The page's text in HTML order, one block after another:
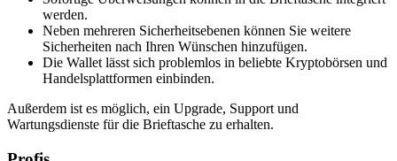
werden.
Neben mehreren Sicherheitsebenen können Sie weitere
Sicherheiten nach Ihren Wünschen hinzufügen.
Die Wallet lässt sich problemlos in beliebte Kryptobörsen und
Handelsplattformen einbinden.
Außerdem ist es möglich, ein Upgrade, Support und
Wartungsdienste für die Brieftasche zu erhalten.